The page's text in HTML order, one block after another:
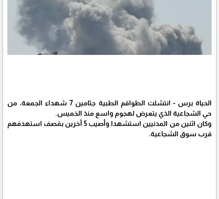
الحياة برس - انتشلت الطواقم الطبية جثامين 7 شهداء الجمعة، من
حي الشجاعية الذي يتعرض لهجوم واسع منذ الخميس.
وكان اثنين من المدنيين استشهدا وأصيب 5 آخرين بقصف استهدفهم
قرب سوق الشجاعية.